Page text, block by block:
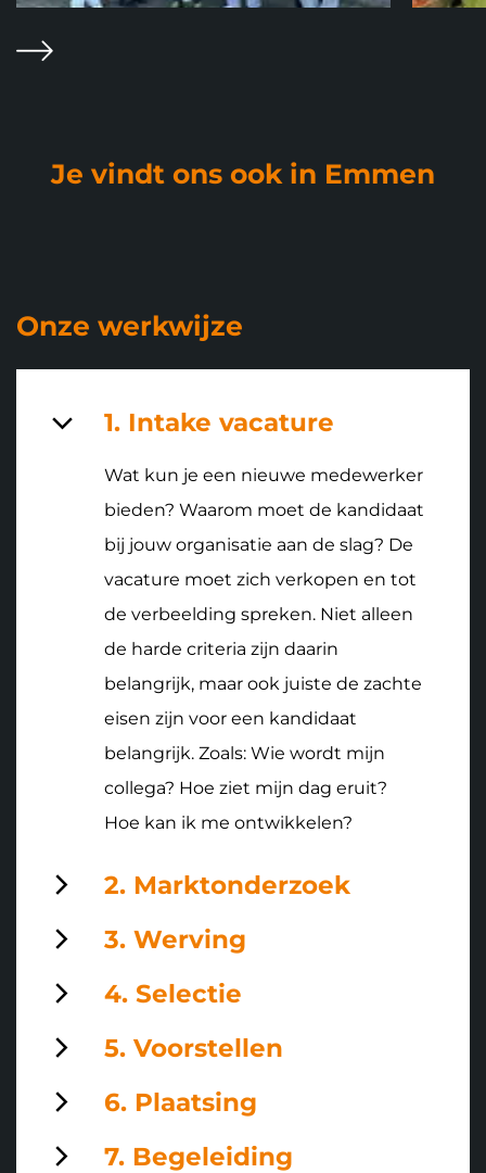
Je vindt ons ook in Emmen
Onze werkwijze
1. Intake vacature
Wat kun je een nieuwe medewerker
bieden? Waarom moet de kandidaat
bij jouw organisatie aan de slag? De
vacature moet zich verkopen en tot
de verbeelding spreken. Niet alleen
de harde criteria zijn daarin
belangrijk, maar ook juiste de zachte
eisen zijn voor een kandidaat
belangrijk. Zoals: Wie wordt mijn
collega? Hoe ziet mijn dag eruit?
Hoe kan ik me ontwikkelen?
2. Marktonderzoek
3. Werving
4. Selectie
5. Voorstellen
6. Plaatsing
7. Begeleiding